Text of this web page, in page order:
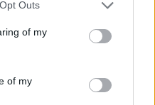
You may click to
and its third-party tags to
purposes in below Google
Outs
of my
of my
h